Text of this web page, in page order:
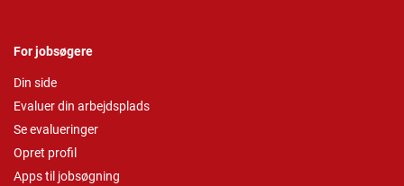
For jobsøgere
Din side
Evaluer din arbejdsplads
Se evalueringer
Opret profil
Apps til jobsøgning